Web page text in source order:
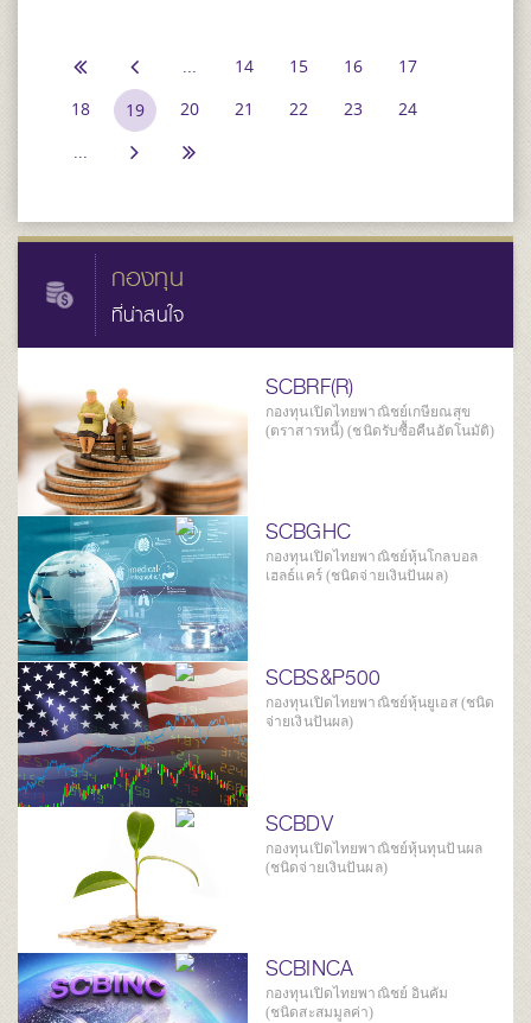
14 15 16
17
18
19 20 21 22 23
24
กองทุน
ที่น่าสนใจ
SCBRF(R)
กองทุนเปิดไทยพาณิชย์เกษียณสุข
(ตราสารหนี้) (ชนิดรับซื้อคืนอัตโนมัติ)
SCBGHC
กองทุนเปิดไทยพาณิชย์หุ้นโกลบอล
เฮลธ์แคร์ (ชนิดจ่ายเงินปันผล)
SCBS&P500
กองทุนเปิดไทยพาณิชย์หุ้นยูเอส (ชนิด
จ่ายเงินปันผล)
SCBDV
กองทุนเปิดไทยพาณิชย์หุ้นทุนปันผล
(ชนิดจ่ายเงินปันผล)
SCBINCA
กองทุนเปิดไทยพาณิชย์ อินคัม
(ชนิดสะสมมูลค่า)